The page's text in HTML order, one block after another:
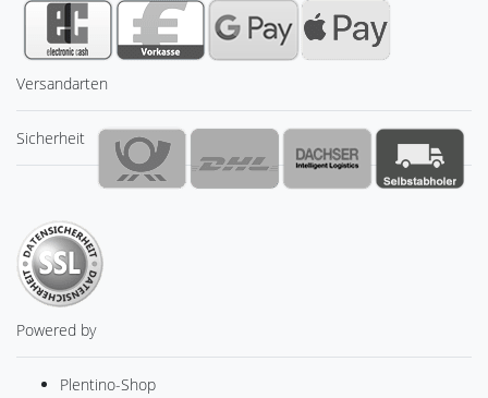
Versandarten
Sicherheit
Powered by
Plentino-Shop